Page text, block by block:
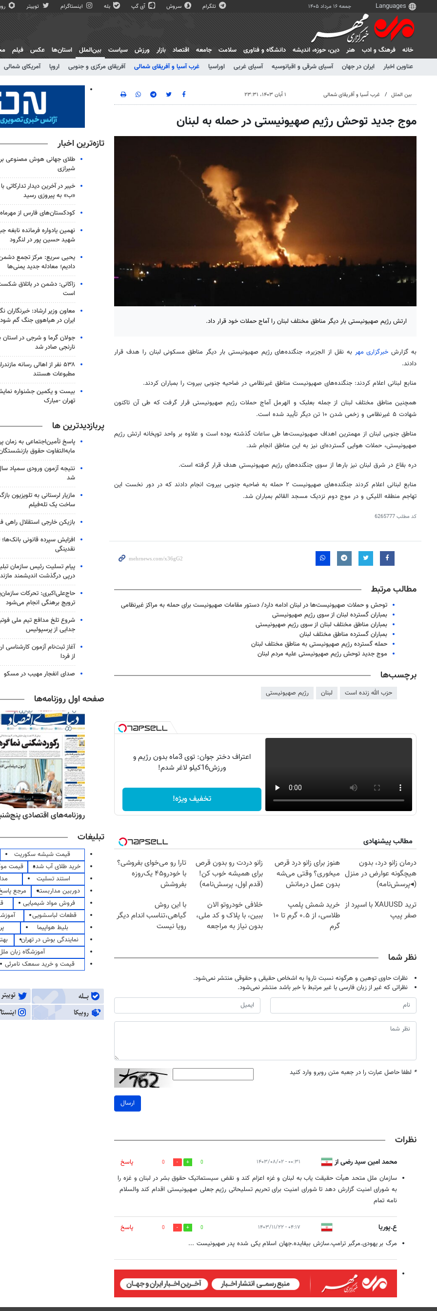
جمعه ۱۶ مرداد ۱۴۰۵ تلگرام سروش آی گپ بله اینستاگرام توییتر
خانه فرهنگ و ادب هنر دين، حوزه، انديشه دانشگاه و فناوری سلامت جامعه اقتصاد بازار ورزش سیاست
بین‌الملل
عناوین اخبار
ایران در جهان آسیای شرقی و اقیانوسیه آسیای غربی اوراسیا غرب آسیا و آفریقای شمالی آفریقای مرکزی و جنوبی اروپا آمریکای شمالی
استان‌ها عکس فیلم
بین الملل غرب آسیا و آفریقای شمالی ۱ آبان ۱۴۰۳، ۲۳:۳۱
موج جدید توحش رژیم صهیونیستی در حمله به لبنان
ارتش رژیم صهیونیستی بار دیگر مناطق مختلف لبنان را آماج حملات خود قرار داد.
به گزارشخبرگزاری مهر به نقل از الجزیره، جنگنده‌های رژیم صهیونیستی بار دیگر مناطق مسکونی لبنان را هدف قرار
دادند.
منابع لبنانی اعلام کردند: جنگنده‌های صهیونیست مناطق غیرنظامی در ضاحیه جنوبی بیروت را بمباران کردند.
همچنین مناطق مختلف لبنان از جمله بعلبک و الهرملآماج حملات رژیم صهیونیستی قرار گرفت که طی آن تاکنون
شهادت ۵ غیرنظامی و زخمی شدن ۱۰ تن دیگر تأیید شده است.
مناطق جنوبی لبنان از مهمترین اهداف صهیونیست‌ها طی ساعات گذشته بوده است و علاوه بر واحد توپخانه ارتش رژیم
صهیونیستی، حملات هوایی گسترده‌ای نیز به این مناطق انجام شد.
دره بقاع در شرق لبنان نیز بارها از سوی جنگنده‌های رژیم صهیونیستی هدف قرار گرفته است.
منابع لبنانی اعلام کردند جنگنده‌های صهیونیست ۲ حمله به
ضاحیه جنوبی بیروت انجام دادند که در دور نخست این
تهاجم منطقه اللیکی و در موج دوم نزدیک مسجد القائم بمباران شد.
کد مطلب6265777
مطالب مرتبط
توحش و حملات صهیونیست‌ها در لبنان ادامه دارد/ دستور مقامات صهیونیست برای حمله به مراکز غیرنظامی
بمباران گسترده لبنان از سوی رژیم صهیونیستی
بمباران مناطق مختلف لبنان از سوی رژیم صهیونیستی
بمباران گسترده مناطق مختلف لبنان
حمله گسترده رژیم صهیونیستی به مناطق مختلف لبنان
موج جدید توحش رژیم صهیونیستی علیه مردم لبنان
برچسب‌ها
حزب الله زنده است لبنان رژیم صهیونیستی
اعتراف دختر جوان: توی 3ماه بدون رژیم و
ورزش16کیلو لاغر شدم!
تخفیف ویژه!
مطالب پیشنهادی
درمان زانو درد، بدون
هیچگونه عوارض در منزل
(◂پرسش‌نامه)
هنوز برای زانو درد قرص
میخوری؟ وقتی می‌شه
بدون عمل درمانش
زانو دردت رو بدون قرص
برای همیشه خوب کن!
(قدم اول، پرسش‌نامه)
تارا رو می‌خوای بفروشی؟
با خودرو۴۵ یک‌روزه
بفروشش
ترید XAUUSD با اسپرد از
صفر پیپ
خرید شمش پلمپ
طلاسی، از ۰.۵ گرم تا ۱۰
گرم
خلافی خودروتو الان
ببین، با پلاک و کد ملی،
بدون نیاز به مراجعه
با این روش
گیاهی،تناسب اندام دیگر
رویا نیست
نظر شما
نظرات حاوی توهین و هرگونه نسبت ناروا به اشخاص حقیقی و حقوقی منتشر نمی‌شود.
نظراتی که غیر از زبان فارسی یا غیر مرتبط با خبر باشد منتشر نمی‌شود.
* لطفا حاصل عبارت را در جعبه متن روبرو وارد کنید
ارسال
نظرات
محمد امین سید رضی از
قزوین
۰۰:۳۱ - ۱۴۰۳/۰۸/۰۲ 0
0
پاسخ
سازمان ملل متحد هیأت حقیقت یاب به لبنان و غزه اعزام کند و نقض سیستماتیک حقوق بشر در لبنان و غزه را
به شورای امنیت گزارش دهد تا شورای امنیت برای تحریم تسلیحاتی رژیم جعلی صهیونیستی اقدام کند والسلام
نامه تمام
ع.پوریا ۰۴:۱۷ - ۱۴۰۳/۱۱/۲۲ 0
0
پاسخ
مرگ بر یهودی.مرگبر ترامپ.سازش بیفایده.جهان اسلام یکی شده پدر صهبونیست ...
تازه‌ترین اخبار
طلای جهانی هوش مصنوعی بر
شیرازی
«ب» به پیروزی رسید
کودکستان‌های فارس از
نهمین یادواره فرمانده نابغه
شهید حسین پور در لنگرود
یحیی سریع: مرکز تجمع
دادیم؛ معادله جدید یمنی‌ها
زاکانی: دشمن در باتلاق
است
معاون وزیر ارشاد: خبرنگاران
ایران در هیاهوی جنگ گم شود
جولان گرما و شرجی در استان
نارنجی صادر شد
۵۳۸ نفر از اهالی رسانه
مطبوعات هستند
بیست و یکمین جشنواره
تهران -مبارک
پربازدیدترین ها
پاسخ تأمین‌اجتماعی به زمان
مابه‌التفاوت حقوق
شد
مازیار لرستانی به تلویزیون
ساخت یک تله‌فیلم
بازیکن خارجی استقلال راهی
افزایش سپرده قانونی بانک‌ها؛
نقدینگی
پیام تسلیت رئیس سازمان
درپی درگذشت اندیشمند
حاج‌علی‌اکبری: تحرکات
ترویج برهنگی انجام می‌شود
شروع تلخ مدافع تیم ملی
جدایی از پرسپولیس
آغاز ثبت‌نام‌ آزمون
از فردا
صدای انفجار مهیب در مسکو
صفحه اول روزنامه‌ها
روزنامه‌های صبح پنج‌شنبه ۱۵ مرداد ۱۴۰۵ روزنامه‌های ورزشی پنج‌شنبه ۱۵ مرداد ۱۴۰۵ روزنامه‌های اقتصادی پنج‌شنبه ۱۵ مرداد
تبلیغات
قیمت شیشه سکوریت
خرید طلای آب شده
قیمت
استند تسلیت
دوربین مداربسته
مرجع
فروش مواد شیمیایی
قطعات لباسشویی
بلیط هواپیما
نمایندگی بوش در تهران
آموزشگاه زبان
قیمت و خرید سمعک نامرئی